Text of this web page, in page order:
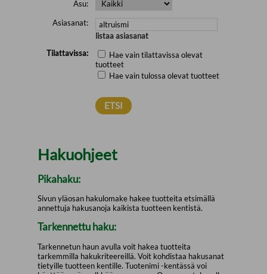
Asu:
Asiasanat:
listaa asiasanat
Tilattavissa:
Hae vain tilattavissa olevat
tuotteet
Hae vain tulossa olevat tuotteet
Hakuohjeet
Pikahaku:
Sivun yläosan hakulomake hakee tuotteita etsimällä
annettuja hakusanoja kaikista tuotteen kentistä.
Tarkennettu haku:
Tarkennetun haun avulla voit hakea tuotteita
tarkemmilla hakukriteereillä. Voit kohdistaa hakusanat
tietyille tuotteen kentille. Tuotenimi -kentässä voi